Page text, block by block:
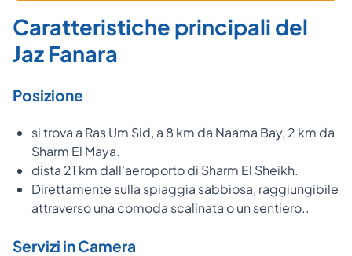
Caratteristiche principali del
Jaz Fanara
Posizione
si trova a Ras Um Sid, a 8 km da Naama Bay, 2 km da
Sharm El Maya.
dista 21 km dall'aeroporto di Sharm El Sheikh.
Direttamente sulla spiaggia sabbiosa, raggiungibile
attraverso una comoda scalinata o un sentiero..
Servizi in Camera